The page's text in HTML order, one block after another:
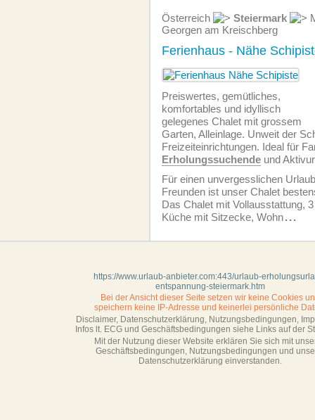
Österreich Steiermark
Georgen am Kreischberg
Ferienhaus - Nähe
Preiswertes, gemütliches,
komfortables und idyllisch
gelegenes Chalet mit grossem
Garten, Alleinlage. Unweit der
Freizeiteinrichtungen. Ideal für
Erholungssuchende und
Für einen unvergesslichen
Freunden ist unser Chalet
Das Chalet mit Vollausstattung,
Küche mit Sitzecke, Wohn...
https://www.urlaub-anbieter.com:443/urlaub-
entspannung-steiermark.htm
Bei der Ansicht dieser Seite setzen wir keine Cookies
speichern keine IP-Adresse und keinerlei persönliche
Disclaimer, Datenschutzerklärung, Nutzungsbedingungen,
Infos lt. ECG und Geschäftsbedingungen siehe Links auf der
Mit der Nutzung dieser Website erklären Sie sich mit
Geschäftsbedin­gungen, Nutzungsbedingungen und
Datenschutzerklärung einverstanden.